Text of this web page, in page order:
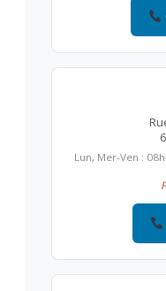
Lun, Mer-Ven :